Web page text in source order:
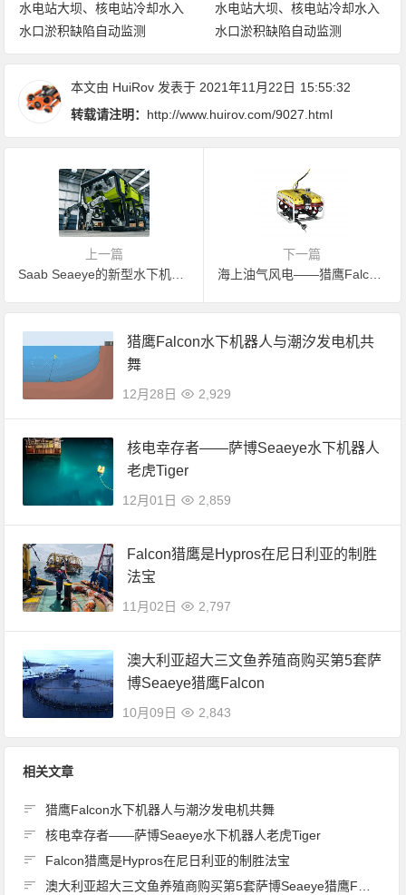
水电站大坝、核电站冷却水入
水口淤积缺陷自动监测
水电站大坝、核电站冷却水入
水口淤积缺陷自动监测
本文由 HuiRov 发表于 2021年11月22日 15:55:32
转载请注明： http://www.huirov.com/9027.html
上一篇
Saab Seaeye的新型水下机器人加入Ocean Infinity的‘无敌舰队’
下一篇
海上油气风电——猎鹰Falcon水下机器人检测和更换牺牲阳极
猎鹰Falcon水下机器人与潮汐发电机共
舞
12月28日 2,929
核电幸存者——萨博Seaeye水下机器人
老虎Tiger
12月01日 2,859
Falcon猎鹰是Hypros在尼日利亚的制胜
法宝
11月02日 2,797
澳大利亚超大三文鱼养殖商购买第5套萨
博Seaeye猎鹰Falcon
10月09日 2,843
相关文章
猎鹰Falcon水下机器人与潮汐发电机共舞
核电幸存者——萨博Seaeye水下机器人老虎Tiger
Falcon猎鹰是Hypros在尼日利亚的制胜法宝
澳大利亚超大三文鱼养殖商购买第5套萨博Seaeye猎鹰Falcon